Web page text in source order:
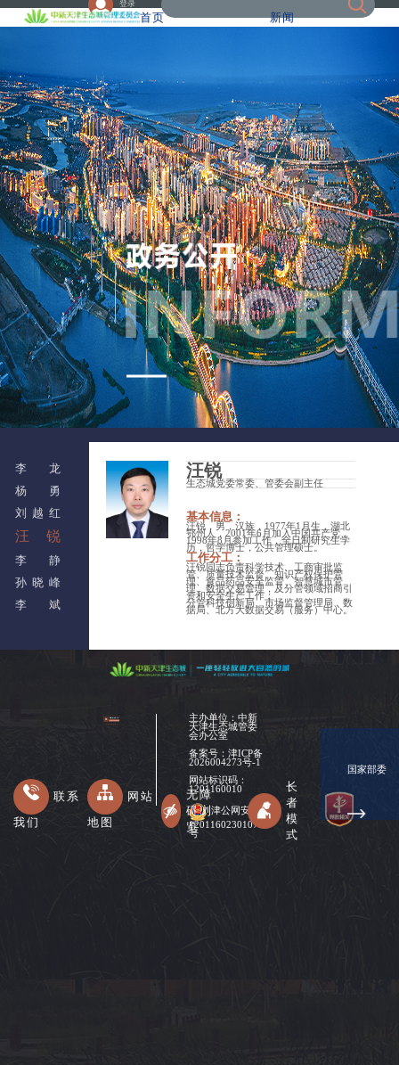
登录
首页 新闻
李龙
杨勇
刘越红
汪锐
李静
孙晓峰
李斌
汪锐
生态城党委常委、管委会副主任
基本信息：
汪锐，男，汉族，1977年1月生，湖北
鄂州人，2001年6月加入中国共产党，
1998年8月参加工作，全日制研究生学
历，哲学博士，公共管理硕士。
工作分工：
汪锐同志负责科学技术、工商审批监
管、质量技术监督、知识产权保护管
理、食品药品安全监管、智慧城市管
理、数据交易管理，及分管领域招商引
资和安全生产工作；
分管科技创新局、市场监督管理局、数
据局、北方大数据交易（服务）中心。
主办单位：中新
天津生态城管委
会办公室
备案号： 津ICP备
2026004273号-1
网站标识码：
1201160010
津公网安备
12011602301078
号
联系
我们
网站
地图
无障
碍浏
览
长
者
模
式
国家部委